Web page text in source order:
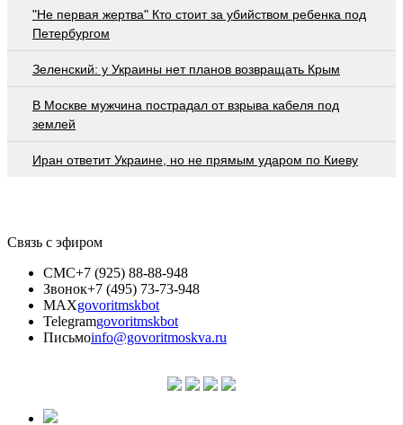
"Не первая жертва" Кто стоит за убийством ребенка под
Петербургом
Зеленский: у Украины нет планов возвращать Крым
В Москве мужчина пострадал от взрыва кабеля под
землей
Иран ответит Украине, но не прямым ударом по Киеву
Связь с эфиром
СМС+7 (925) 88-88-948
Звонок+7 (495) 73-73-948
MAXgovoritmskbot
Telegramgovoritmskbot
Письмоinfo@govoritmoskva.ru